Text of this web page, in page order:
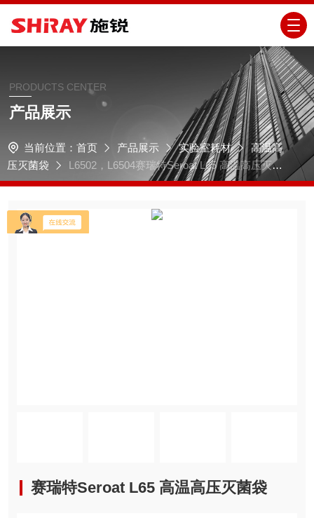
PRODUCTS CENTER
产品展示
当前位置： 首页 产品展示 实验室耗材
高温高
压灭菌袋
L6502，L6504赛瑞特Seroat L65 高温高压灭菌
袋
赛瑞特Seroat L65 高温高压灭菌袋